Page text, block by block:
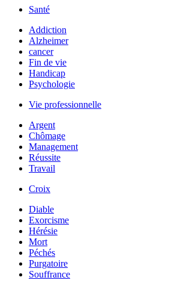
Santé
Addiction
Alzheimer
cancer
Fin de vie
Handicap
Psychologie
Vie professionnelle
Argent
Chômage
Management
Réussite
Travail
Croix
Diable
Exorcisme
Hérésie
Mort
Péchés
Purgatoire
Souffrance